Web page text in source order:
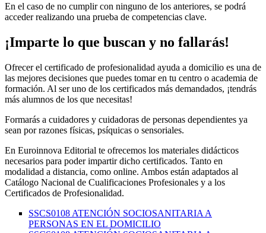
En el caso de no cumplir con ninguno de los anteriores, se podrá
acceder realizando una prueba de competencias clave.
¡Imparte lo que buscan y no fallarás!
Ofrecer el certificado de profesionalidad ayuda a domicilio es una de
las mejores decisiones que puedes tomar en tu centro o academia de
formación. Al ser uno de los certificados más demandados, ¡tendrás
más alumnos de los que necesitas!
Formarás a cuidadores y cuidadoras de personas dependientes ya
sean por razones físicas, psíquicas o sensoriales.
En Euroinnova Editorial te ofrecemos los materiales didácticos
necesarios para poder impartir dicho certificados. Tanto en
modalidad a distancia, como online. Ambos están adaptados al
Catálogo Nacional de Cualificaciones Profesionales y a los
Certificados de Profesionalidad.
SSCS0108 ATENCIÓN SOCIOSANITARIA A
PERSONAS EN EL DOMICILIO